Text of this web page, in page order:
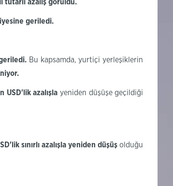
tutarlı azalış görüldü.
geriledi.
. Bu kapsamda, yurtiçi yerleşiklerin
USD'lik azalışla yeniden düşüşe geçildiği
sınırlı azalışla yeniden düşüşolduğu